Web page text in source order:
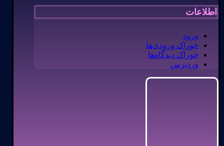
اطلاعات
ورود
خوراک ورودی‌ها
خوراک دیدگاه‌ها
وردپرس